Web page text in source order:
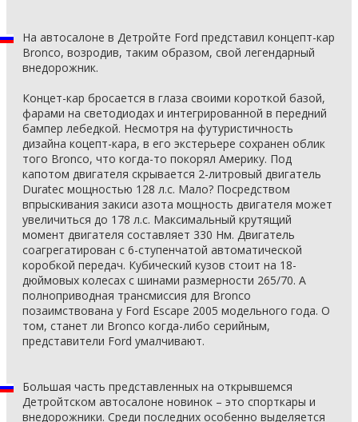
На автосалоне в Детройте Ford представил концепт-кар
Bronco, возродив, таким образом, свой легендарный
внедорожник.
Концет-кар бросается в глаза своими короткой базой,
фарами на светодиодах и интегрированной в передний
бампер лебедкой. Несмотря на футуристичность
дизайна коцепт-кара, в его экстерьере сохранен облик
того Bronco, что когда-то покорял Америку. Под
капотом двигателя скрывается 2-литровый двигатель
Duratec мощностью 128 л.с. Мало? Посредством
впрыскивания закиси азота мощность двигателя может
увеличиться до 178 л.с. Максимальный крутящий
момент двигателя составляет 330 Нм. Двигатель
соагрегатирован с 6-ступенчатой автоматической
коробкой передач. Кубический кузов стоит на 18-
дюймовых колесах с шинами размерности 265/70. А
полноприводная трансмиссия для Bronco
позаимствована у Ford Escape 2005 модельного года. О
том, станет ли Bronco когда-либо серийным,
представители Ford умалчивают.
Большая часть представленных на открывшемся
Детройтском автосалоне новинок – это спорткары и
внедорожники. Среди последних особенно выделяется